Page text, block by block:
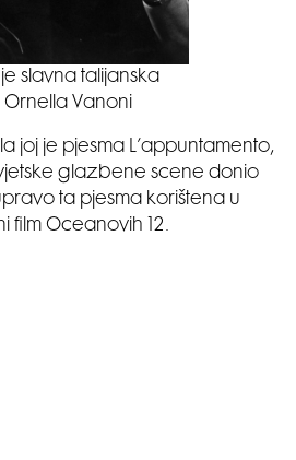
slavna talijanska
Vanoni
joj je pjesma L’appuntamento,
glazbene scene donio
ta pjesma korištena u
film Oceanovih 12.